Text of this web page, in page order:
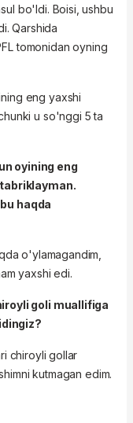
bo'ldi. Boisi, ushbu
Qarshida
tomonidan oyning
eng yaxshi
u so'nggi 5 ta
oyining eng
haqda
o'ylamagandim,
yaxshi edi.
goli muallifiga
chiroyli gollar
kutmagan edim.